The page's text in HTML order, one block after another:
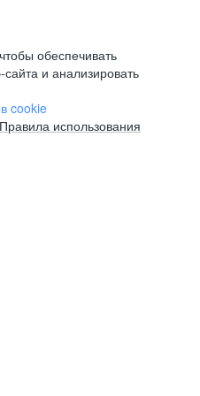
обеспечивать
и анализировать
cookie
Правила использования